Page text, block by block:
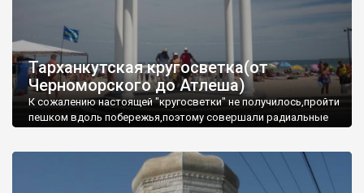
Тарханкутская кругосветка(от
Черноморского до Атлеша)
К сожалению настоящей "кругосветки" не получилось,пройти
пешком вдоль побережья,поэтому совершали радиальные